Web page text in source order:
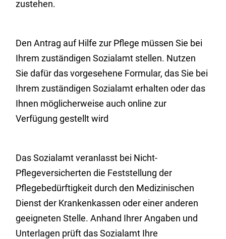
zustehen.
Den Antrag auf Hilfe zur Pflege müssen Sie bei
Ihrem zuständigen Sozialamt stellen. Nutzen
Sie dafür das vorgesehene Formular, das Sie bei
Ihrem zuständigen Sozialamt erhalten oder das
Ihnen möglicherweise auch online zur
Verfügung gestellt wird
Das Sozialamt veranlasst bei Nicht-
Pflegeversicherten die Feststellung der
Pflegebedürftigkeit durch den Medizinischen
Dienst der Krankenkassen oder einer anderen
geeigneten Stelle. Anhand Ihrer Angaben und
Unterlagen prüft das Sozialamt Ihre